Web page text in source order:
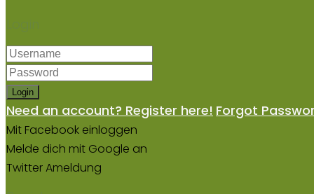
Login
Login
Need an account? Register here! Forgot
Mit Facebook einloggen
Melde dich mit Google an
Twitter Ameldung